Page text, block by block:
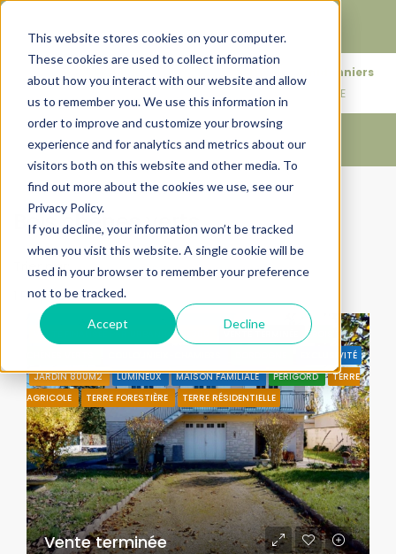
This website stores cookies on your computer.
These cookies are used to collect information
about how you interact with our website and allow
us to remember you. We use this information in
order to improve and customize your browsing
experience and for analytics and metrics about our
visitors both on this website and other media. To
find out more about the cookies we use, see our
Privacy Policy.
If you decline, your information won’t be tracked
when you visit this website. A single cookie will be
used in your browser to remember your preference
not to be tracked.
Accept Decline
patrimoine.
76 rue des Amidonniers
31000 TOULOUSE
Accueil Bois chênes verts
Bois chênes verts
1 Propriété
Trier par: Ordre par défaut
VENTE FINALISÉE PAR URBANHOUSE360
EXCLUSIVITÉ
JARDIN 800M2
LUMINEUX MAISON FAMILIALE PÉRIGORD
TERRE
AGRICOLE
TERRE FORESTIÈRE TERRE RÉSIDENTIELLE
Vente terminée